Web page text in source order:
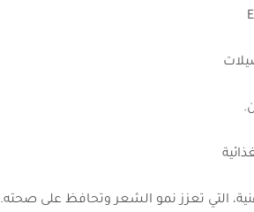
التي تعزز نمو الشعر وتحافظ على صحته.